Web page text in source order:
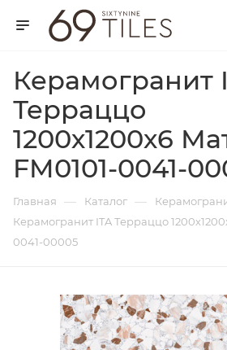
Керамогранит
Терраццо
1200х1200х6
FM0101-0041-
Главная — Каталог —
Керамогранит ITA Терраццо
0041-00005